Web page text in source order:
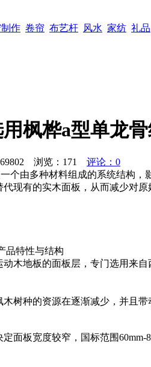
作 卷帘 布艺杆 风水 家纺 礼品
枫桦a型单龙
浏览： 171
评论：0
个由多种材料组成的系统结构
现有的实木面板，从而减少对
体育运动木地板的产品
木地板的面板层，专门选用来
树种的资源在逐渐减少，并且
面板宽度较窄，国标范围